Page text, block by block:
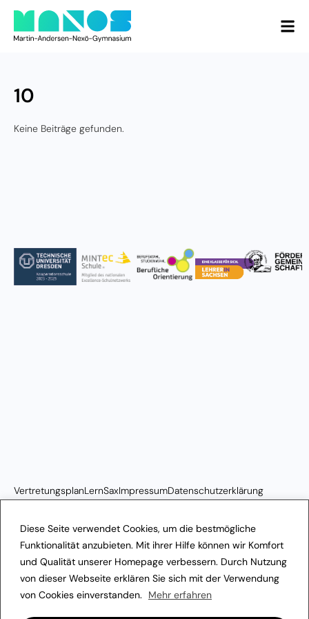
Diese Seite verwendet Cookies, um die bestmögliche
Funktionalität anzubieten. Mit ihrer Hilfe können wir Komfort
und Qualität unserer Homepage verbessern. Durch Nutzung
von dieser Webseite erklären Sie sich mit der Verwendung
von Cookies einverstanden.
Mehr erfahren
10
Keine Beiträge gefunden.
VertretungsplanLernSaxImpressumDatenschutzerklärung